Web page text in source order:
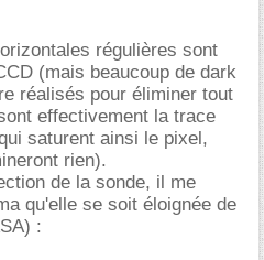
régulières sont
(mais beaucoup de dark
réalisés pour éliminer tout
effectivement la trace
saturent ainsi le pixel,
rien).
de la sonde, il me
qu'elle se soit éloignée de
: